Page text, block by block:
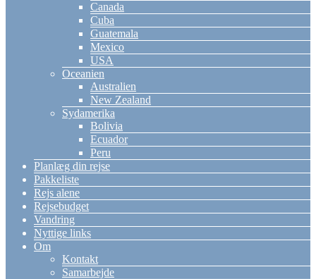
Canada
Cuba
Guatemala
Mexico
USA
Oceanien
Australien
New Zealand
Sydamerika
Bolivia
Ecuador
Peru
Planlæg din rejse
Pakkeliste
Rejs alene
Rejsebudget
Vandring
Nyttige links
Om
Kontakt
Samarbejde